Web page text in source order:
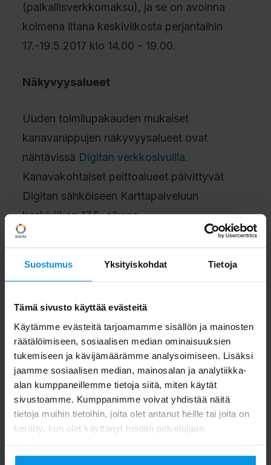
Suostumus Yksityiskohdat Tietoja
Tämä sivusto käyttää evästeitä
Käytämme evästeitä tarjoamamme sisällön ja mainosten
räätälöimiseen, sosiaalisen median ominaisuuksien
tukemiseen ja kävijämäärämme analysoimiseen. Lisäksi
jaamme sosiaalisen median, mainosalan ja analytiikka-
alan kumppaneillemme tietoja siitä, miten käytät
sivustoamme. Kumppanimme voivat yhdistää näitä
tietoja muihin tietoihin, joita olet antanut heille tai joita on
kerätty, kun olet käyttänyt heidän palvelujaan.
(paikallisverkkomaksu), ja se on avoinna
kolmena iltana keskiviikosta perjantaihin
17.-19.5.2017 klo 14.00 – 19.00.
Näkyvyysalueet
Uuden toimilupakauden mukaiset
kanavanippujen näkyvyysalueet ovat
nähtävissä Digitan verkkosivuilla.
Kanavakohtaiset peittoalueet päivittyvät
Digitan sähköiseen Karttapalveluun
keskiviikon 17.5. aikana.
Lähetinasemakohtaiset tv-kanavatiedot
vapaasti katsottavien ja maksu-tv-
Digitan päälähettimien ja täytelähettimien
kanavatarjonta uuden toimilupakauden
alkaessa on katsottavissa täältä
www.digita.fi/karttapalvelu.
Kaikki maksu-tv-kanavat lähetetään